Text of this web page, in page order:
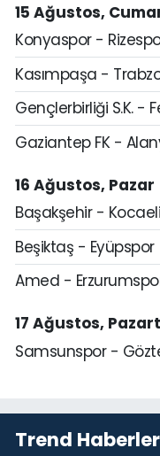
15 Ağustos,
Konyaspor -
Kasımpaşa -
Gençlerbirliği S.K. -
Gaziantep FK -
16 Ağustos, Pazar
Başakşehir -
Beşiktaş - Eyüpspor
Amed -
17 Ağustos,
Samsunspor -
Trend Haberler